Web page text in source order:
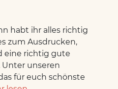
habt ihr alles richtig
zum Ausdrucken,
eine richtig gute
unseren
für euch schönste